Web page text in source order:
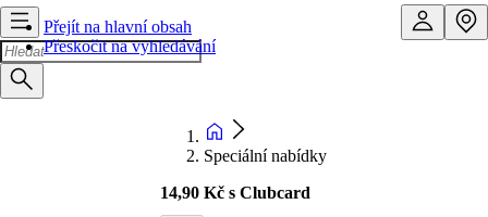
Přejít na hlavní obsah
Přeskočit na vyhledávání
Speciální nabídky
14,90 Kč s Clubcard